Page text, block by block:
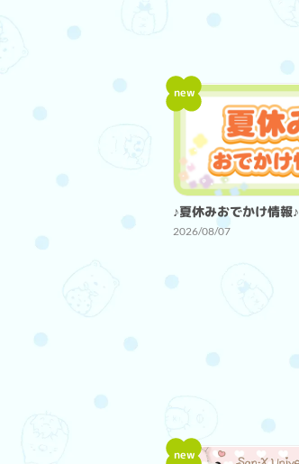
♪夏休みおでかけ情報♪
2026/08/07
new
new